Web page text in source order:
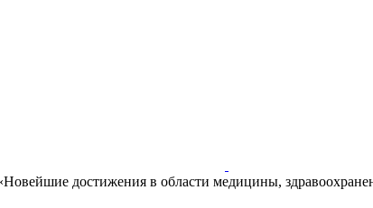
достижения в области медицины,